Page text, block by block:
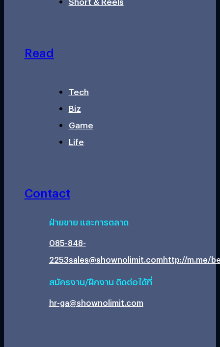
Read
Tech
Biz
Game
Life
Contact
ฝ่ายขาย และการตลาด
085-848-
2253sales@shownolimit.comhttp://m.me/
สมัครงาน/ฝึกงาน ติดต่อได้ที่
hr-ga@shownolimit.com